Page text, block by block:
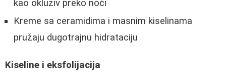
kao okluziv preko noći
Kreme sa ceramidima i masnim kiselinama
pružaju dugotrajnu hidrataciju
Kiseline i eksfolijacija